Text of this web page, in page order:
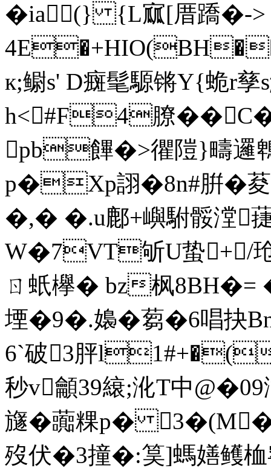
�ia(} {L寙[厝蹻� ->
к;鳚s' D癍髦騵锵Y{蛫r孳s
h<#F4膫�
pb饆�>忂隑}疇邏
p�Xp詡�8n#腁�
�,� �.u鄜+嶼駙骽漟
W�7VT斪U蛰+/
ㄖ 蚔欅� bz枫8BH�= �
堙�9�.嬝�蒭�6唱抉
6`破3胓l1#+�(
秒v龥39縗;沎T中
旞�虈粿p�
歿伏�3撞�:筽]螞嫸鳠